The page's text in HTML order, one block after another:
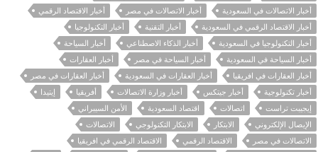
أخبار الاتصالات في السعودية
أخبار الاتصالات في مصر
أخبار الاقتصاد الرقمي
أخبار الاقتصاد الرقمي في السعودية
أخبار التقنية
أخبار التكنولوجيا
أخبار التكنولوجيا في السعودية
أخبار الذكاء الاصطناعي
أخبار السياحة
أخبار السياحة في السعودية
أخبار السياحة في مصر
أخبار العقارات
أخبار العقارات في افريقيا
أخبار العقارات في السعودية
أخبار العقارات في مصر
أخبار تكنولوجية
أخبار جيتكس أخبار وزارة الاتصالات أفريقيا
إيتيدا
إيجيبت تراست
اتصالات اقتصاد السعودية
الأمن السيبراني
الإيصال الإلكتروني
الابتكار الابتكار التكنولوجي
الاتصالات
الاتصالات في مصر
الاقتصاد الرقمي
الاقتصاد الرقمي في افريقيا